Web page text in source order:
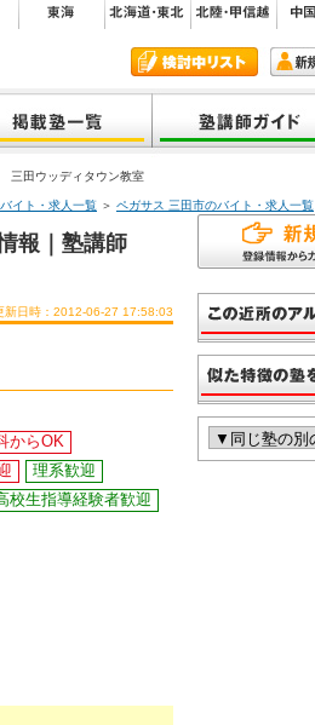
三田ウッディタウン教室
イト・求人一覧 ＞ ペガサス 三田市のバイト・求人一覧
報｜塾講師
新日時：2012-06-27 17:58:03
からOK
理系歓迎
校生指導経験者歓迎